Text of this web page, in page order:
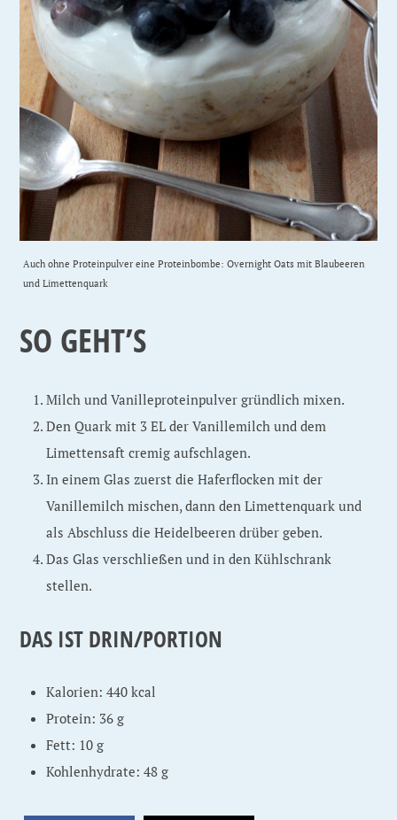
Auch ohne Proteinpulver eine Proteinbombe: Overnight Oats mit Blaubeeren
und Limettenquark
SO GEHT’S
Milch und Vanilleproteinpulver gründlich mixen.
Den Quark mit 3 EL der Vanillemilch und dem
Limettensaft cremig aufschlagen.
In einem Glas zuerst die Haferflocken mit der
Vanillemilch mischen, dann den Limettenquark und
als Abschluss die Heidelbeeren drüber geben.
Das Glas verschließen und in den Kühlschrank
stellen.
DAS IST DRIN/PORTION
Kalorien: 440 kcal
Protein: 36 g
Fett: 10 g
Kohlenhydrate: 48 g